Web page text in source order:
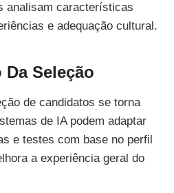
analisam características
e adequação cultural.
Seleção
de candidatos se torna
de IA podem adaptar
e testes com base no perfil
a experiência geral do